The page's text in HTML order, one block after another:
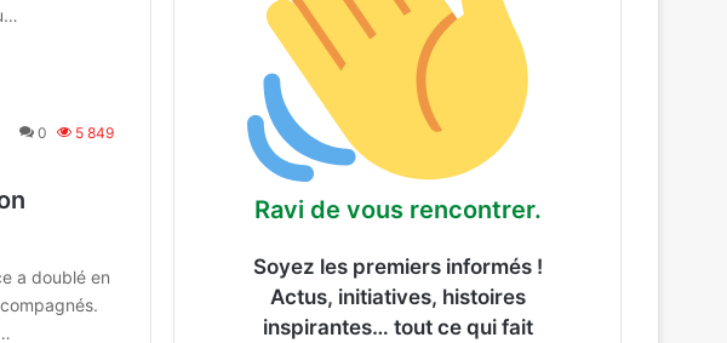
0 5 849
a doublé en
Ravi de vous rencontrer.
Soyez les premiers informés !
Actus, initiatives, histoires
inspirantes… tout ce qui fait